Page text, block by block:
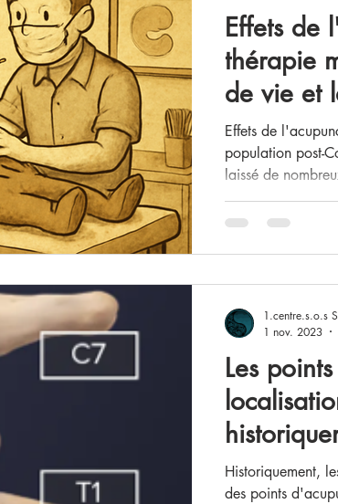
Constellation Familiale Covid-19
Diabète Douleur Dyslexie
Fascias Fibromyalgie
Effets de
thérapie
de vie et
d'une
Effets de
population post-
laissé de
persistants,
affectant
sur la qualité de
post-COVID-19.
Les
Historiquement,
des points
1.centre.s.o.s
1 nov. 2023